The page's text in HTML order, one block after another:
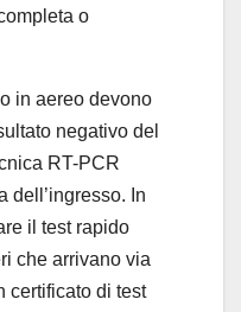
o
in aereo devono
negativo del
RT-PCR
dell’ingresso. In
il test rapido
che arrivano via
certificato di test